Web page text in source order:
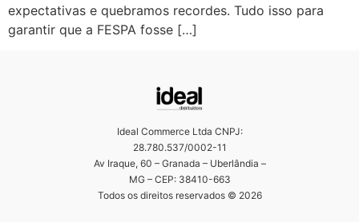
expectativas e quebramos recordes. Tudo isso para
garantir que a FESPA fosse […]
Ideal Commerce Ltda CNPJ:
28.780.537/0002-11
Av Iraque, 60 – Granada – Uberlândia –
MG – CEP: 38410-663
Todos os direitos reservados © 2026